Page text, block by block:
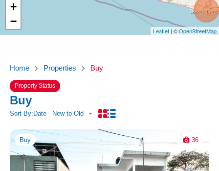
+
−
Leaflet | ©OpenStreetMap
Home Properties Buy
Property Status
Buy
Sort By: Date - New to Old
Buy 36